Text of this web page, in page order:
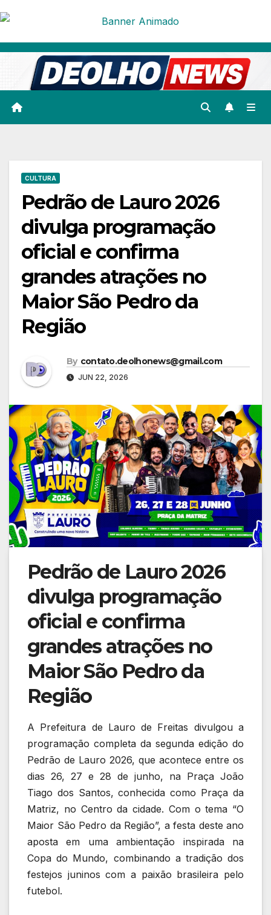
Skip
content
CULTURA
Pedrão de Lauro 2026
divulga programação
oficial e confirma
grandes atrações no
Maior São Pedro da
Região
By contato.deolhonews@gmail.com
JUN 22, 2026
Pedrão de Lauro 2026
divulga programação
oficial e confirma
grandes atrações no
Maior São Pedro da
Região
A Prefeitura de Lauro de Freitas divulgou a
programação completa da segunda edição do
Pedrão de Lauro 2026, que acontece entre os
dias 26, 27 e 28 de junho, na Praça João
Tiago dos Santos, conhecida como Praça da
Matriz, no Centro da cidade. Com o tema “O
Maior São Pedro da Região”, a festa deste ano
aposta em uma ambientação inspirada na
Copa do Mundo, combinando a tradição dos
festejos juninos com a paixão brasileira pelo
futebol.